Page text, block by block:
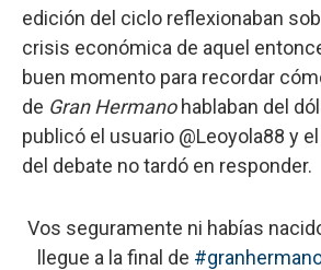
edición del ciclo reflexionaban
crisis económica de aquel
buen momento para recordar
de Gran Hermanohablaban del
publicó el usuario @Leoyola88 y
del debate no tardó en responder.
Vos seguramente ni habías
llegue a la final de